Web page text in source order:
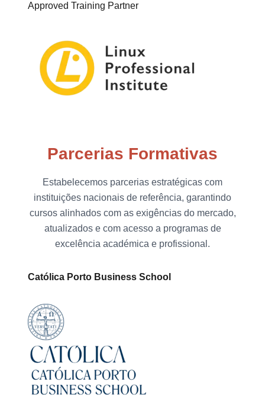
Approved Training Partner
Parcerias Formativas
Estabelecemos parcerias estratégicas com
instituições nacionais de referência, garantindo
cursos alinhados com as exigências do mercado,
atualizados e com acesso a programas de
excelência académica e profissional.
Católica Porto Business School